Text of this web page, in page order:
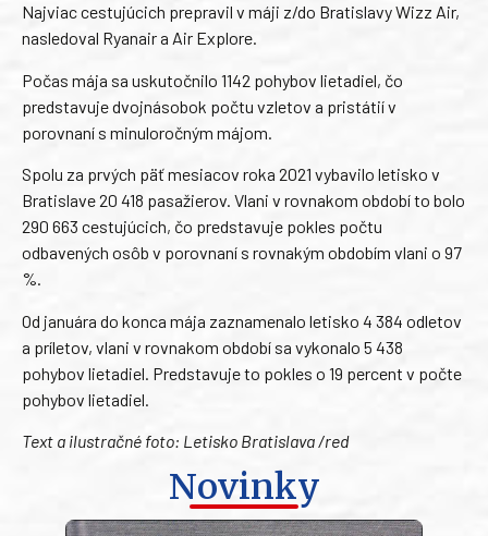
Najviac cestujúcich prepravil v máji z/do Bratislavy Wizz Air,
nasledoval Ryanair a Air Explore.
Počas mája sa uskutočnilo 1142 pohybov lietadiel, čo
predstavuje dvojnásobok počtu vzletov a pristátií v
porovnaní s minuloročným májom.
Spolu za prvých päť mesiacov roka 2021 vybavilo letisko v
Bratislave 20 418 pasažierov. Vlani v rovnakom období to bolo
290 663 cestujúcich, čo predstavuje pokles počtu
odbavených osôb v porovnaní s rovnakým obdobím vlani o 97
%.
Od januára do konca mája zaznamenalo letisko 4 384 odletov
a príletov, vlani v rovnakom období sa vykonalo 5 438
pohybov lietadiel. Predstavuje to pokles o 19 percent v počte
pohybov lietadiel.
Text a ilustračné foto: Letisko Bratislava /red
Novinky